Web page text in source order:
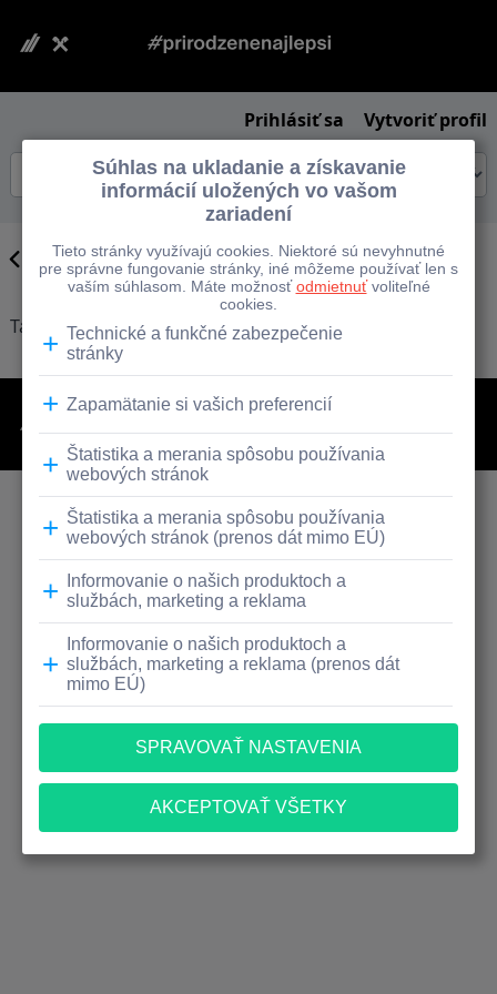
Prihlásiť sa Vytvoriť profil
Späť na hľadanie
Táto úloha nie je k dispozícii.